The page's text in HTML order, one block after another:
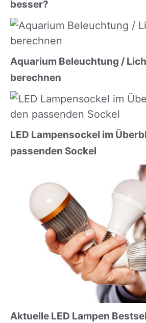
besser?
Aquarium Beleuchtung /
berechnen
LED Lampensockel im
passenden Sockel
Aktuelle LED Lampen